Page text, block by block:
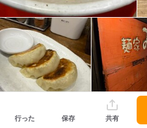
行った 保存 共有